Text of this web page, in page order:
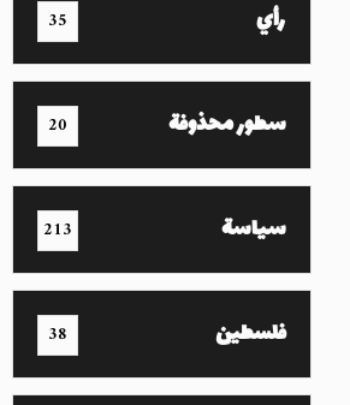
رأي 35
سطور محذوفة 20
سياسة 213
فلسطين 38